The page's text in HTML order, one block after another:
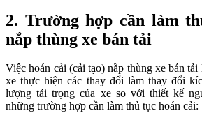
2. Trường hợp cần làm
nắp thùng xe bán tải
Việc hoán cải (cải tạo) nắp thùng xe bán
xe thực hiện các thay đổi làm thay đổi
lượng tải trọng của xe so với thiết kế
những trường hợp cần làm thủ tục hoán cải: